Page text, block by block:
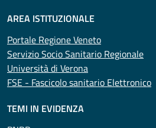
AREA ISTITUZIONALE
Portale Regione Veneto
Servizio Socio Sanitario Regionale
Università di Verona
FSE - Fascicolo sanitario Elettronico
TEMI IN EVIDENZA